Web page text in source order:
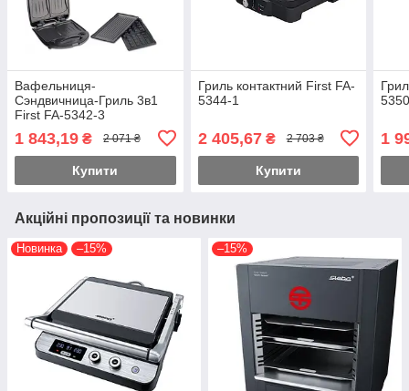
Вафельниця-
Сэндвичница-Гриль 3в1
First FA-5342-3
1 843,19 ₴ 2 071 ₴
Купити
Гриль контактний First FA-
5344-1
2 405,67₴ 2 703 ₴
Купити
1
Акційні пропозиції та новинки
Новинка –15% –15%